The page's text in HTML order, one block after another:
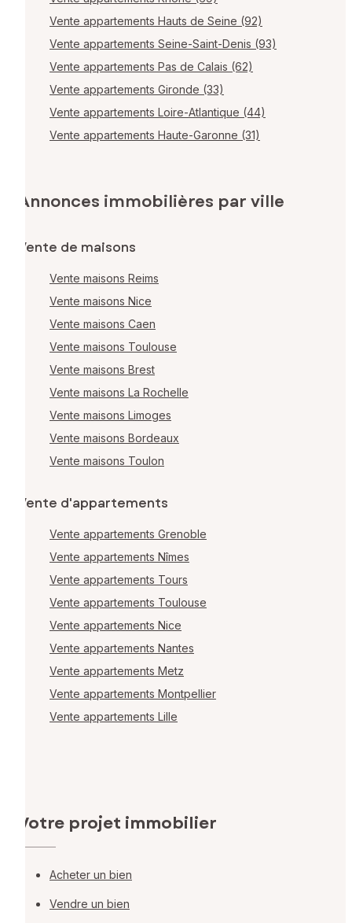
Vente appartements Hauts de Seine (92)
Vente appartements Seine-Saint-Denis (93)
Vente appartements Pas de Calais (62)
Vente appartements Gironde (33)
Vente appartements Loire-Atlantique (44)
Vente appartements Haute-Garonne (31)
Annonces immobilières par ville
Vente de maisons
Vente maisons Reims
Vente maisons Nice
Vente maisons Caen
Vente maisons Toulouse
Vente maisons Brest
Vente maisons La Rochelle
Vente maisons Limoges
Vente maisons Bordeaux
Vente maisons Toulon
Vente d'appartements
Vente appartements Grenoble
Vente appartements Nîmes
Vente appartements Tours
Vente appartements Toulouse
Vente appartements Nice
Vente appartements Nantes
Vente appartements Metz
Vente appartements Montpellier
Vente appartements Lille
Votre projet immobilier
Acheter un bien
Vendre un bien